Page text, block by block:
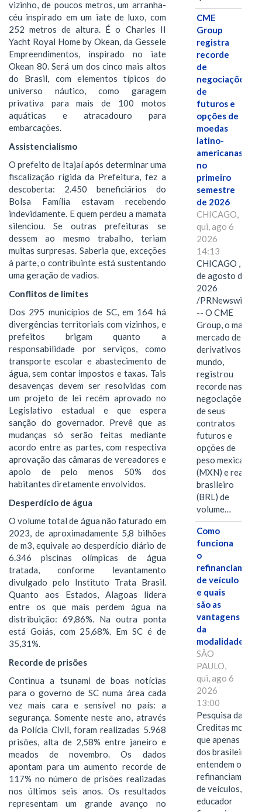
vizinho, de poucos metros, um arranha-
céu inspirado em um iate de luxo, com
252 metros de altura. É o Charles II
Yacht Royal Home by Okean, da Gessele
Empreendimentos, inspirado no iate
Okean 80. Será um dos cinco mais altos
do Brasil, com elementos típicos do
universo náutico, como garagem
privativa para mais de 100 motos
aquáticas e atracadouro para
embarcações.
Assistencialismo
O prefeito de Itajaí após determinar uma
fiscalização rígida da Prefeitura, fez a
descoberta: 2.450 beneficiários do
Bolsa Família estavam recebendo
indevidamente. E quem perdeu a mamata
silenciou. Se outras prefeituras se
dessem ao mesmo trabalho, teriam
muitas surpresas. Saberia que, exceções
à parte, o contribuinte está sustentando
uma geração de vadios.
Conflitos de limites
Dos 295 municípios de SC, em 164 há
divergências territoriais com vizinhos, e
prefeitos brigam quanto a
responsabilidade por serviços, como
transporte escolar e abastecimento de
água, sem contar impostos e taxas. Tais
desavenças devem ser resolvidas com
um projeto de lei recém aprovado no
Legislativo estadual e que espera
sanção do governador. Prevê que as
mudanças só serão feitas mediante
acordo entre as partes, com respectiva
aprovação das câmaras de vereadores e
apoio de pelo menos 50% dos
habitantes diretamente envolvidos.
Desperdício de água
O volume total de água não faturado em
2023, de aproximadamente 5,8 bilhões
de m3, equivale ao desperdício diário de
6.346 piscinas olímpicas de água
tratada, conforme levantamento
divulgado pelo Instituto Trata Brasil.
Quanto aos Estados, Alagoas lidera
entre os que mais perdem água na
distribuição: 69,86%. Na outra ponta
está Goiás, com 25,68%. Em SC é de
35,31%.
Recorde de prisões
Continua a tsunami de boas notícias
para o governo de SC numa área cada
vez mais cara e sensível no país: a
segurança. Somente neste ano, através
da Polícia Civil, foram realizadas 5.968
prisões, alta de 2,58% entre janeiro e
meados de novembro. Os dados
apontam para um aumento recorde de
117% no número de prisões realizadas
nos últimos seis anos. Os resultados
representam um grande avanço no
CME
Group
registra
recorde
de
negociações
de
futuros e
opções de
moedas
latino-
americanas
no
primeiro
semestre
de 2026
CHICAGO,
qui, ago 6
2026
14:13
CHICAGO , 6
de agosto de
2026
/PRNewswire/
-- O CME
Group, o maior
mercado de
derivativos do
mundo,
registrou
recorde nas
negociações
de seus
contratos
futuros e
opções de
peso mexicano
(MXN) e real
brasileiro
(BRL) de
volume…
Como
funciona
o
de veículo
e quais
são as
vantagens
da
modalidade?
SÃO
PAULO,
qui, ago 6
2026
13:00
Pesquisa da
Creditas mostra
que apenas 28%
dos brasileiros
entendem o
refinanciamento
de veículos,
educador